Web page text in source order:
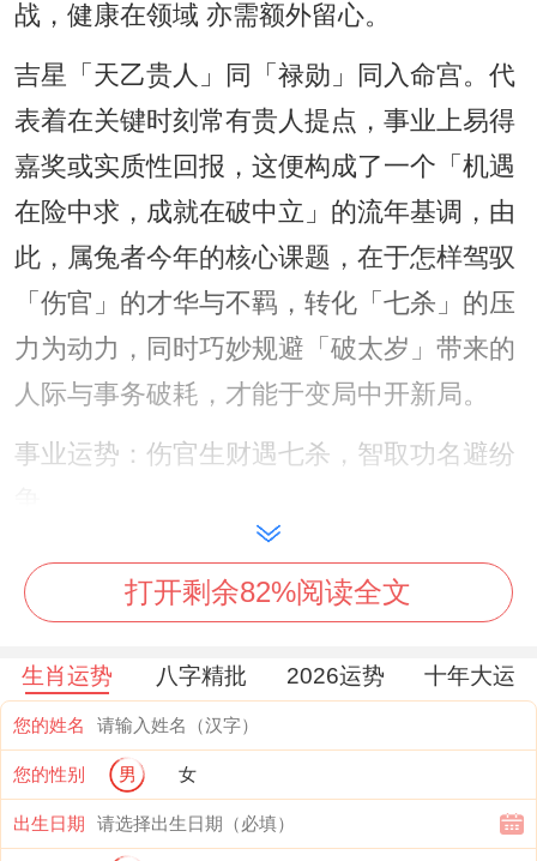
战，健康在领域 亦需额外留心。
吉星「天乙贵人」同「禄勋」同入命宫。代
表着在关键时刻常有贵人提点，事业上易得
嘉奖或实质性回报，这便构成了一个「机遇
在险中求，成就在破中立」的流年基调，由
此，属兔者今年的核心课题，在于怎样驾驭
「伤官」的才华与不羁，转化「七杀」的压
力为动力，同时巧妙规避「破太岁」带来的
人际与事务破耗，才能于变局中开新局。
事业运势：伤官生财遇七杀，智取功名避纷
流年「伤官」星透出，代表着属兔人今年在
职场中不满足于现状，富有改革精神与创新
达类工作的人士，能将巧思转化为实际收
益，有「智取功名」之象。
七杀星坐镇，工作任务可能骤然加重，或面
临强有力的竞争对手，但这恰恰是激发潜
打开剩余82%阅读全文
生肖运势 八字精批 2026运势 十年大运
您的姓名
您的性别 男 女
出生日期